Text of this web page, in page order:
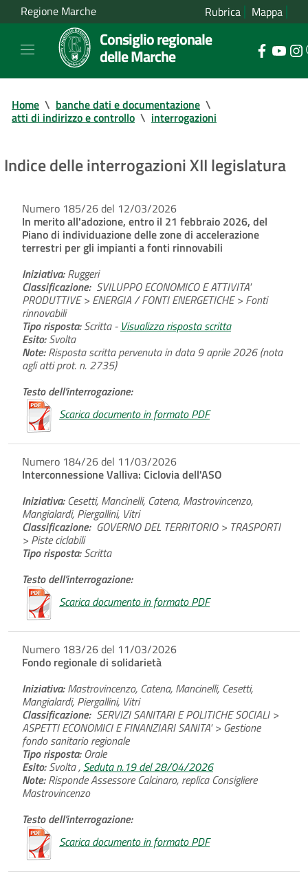
Regione Marche Rubrica Mappa
Consiglio regionale
delle Marche
Home \ banche dati e documentazione \
atti di indirizzo e controllo \ interrogazioni
Indice delle interrogazioni XII legislatura
Numero 185/26 del 12/03/2026
In merito all'adozione, entro il 21 febbraio 2026, del
Piano di individuazione delle zone di accelerazione
terrestri per gli impianti a fonti rinnovabili
Iniziativa:Ruggeri
Classificazione: SVILUPPO ECONOMICO E ATTIVITA'
PRODUTTIVE > ENERGIA / FONTI ENERGETICHE > Fonti
rinnovabili
Tipo risposta:Scritta - Visualizza risposta scritta
Esito:Svolta
Note:Risposta scritta pervenuta in data 9 aprile 2026 (nota
agli atti prot. n. 2735)
Testo dell'interrogazione:
Scarica documento in formato PDF
Numero 184/26 del 11/03/2026
Interconnessione Valliva: Ciclovia dell'ASO
Iniziativa:Cesetti, Mancinelli, Catena, Mastrovincenzo,
Mangialardi, Piergallini, Vitri
Classificazione: GOVERNO DEL TERRITORIO > TRASPORTI
> Piste ciclabili
Tipo risposta:Scritta
Testo dell'interrogazione:
Scarica documento in formato PDF
Numero 183/26 del 11/03/2026
Fondo regionale di solidarietà
Iniziativa:Mastrovincenzo, Catena, Mancinelli, Cesetti,
Mangialardi, Piergallini, Vitri
Classificazione: SERVIZI SANITARI E POLITICHE SOCIALI >
ASPETTI ECONOMICI E FINANZIARI SANITA' > Gestione
fondo sanitario regionale
Tipo risposta:Orale
Esito:Svolta , Seduta n.19 del 28/04/2026
Note:Risponde Assessore Calcinaro, replica Consigliere
Mastrovincenzo
Testo dell'interrogazione:
Scarica documento in formato PDF